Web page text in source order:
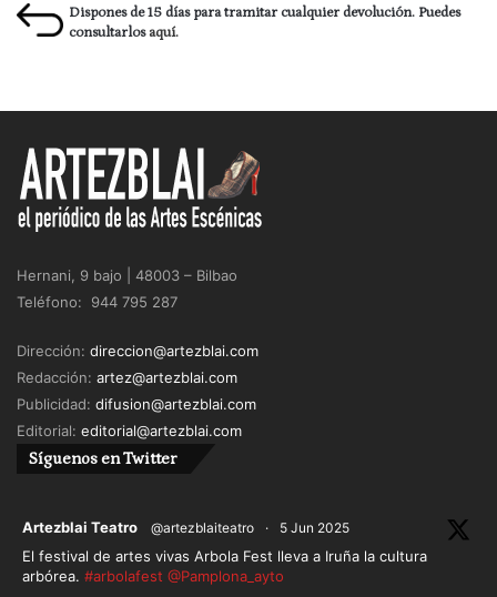
Dispones de 15 días para tramitar cualquier devolución. Puedes
consultarlosaquí.
Hernani, 9 bajo | 48003 – Bilbao
Teléfono: 944 795 287
Dirección: direccion@artezblai.com
Redacción: artez@artezblai.com
Publicidad: difusion@artezblai.com
Editorial: editorial@artezblai.com
Síguenos en Twitter
Artezblai Teatro @artezblaiteatro · 5 Jun 2025
El festival de artes vivas Arbola Fest lleva a Iruña la cultura
arbórea. #arbolafest @Pamplona_ayto